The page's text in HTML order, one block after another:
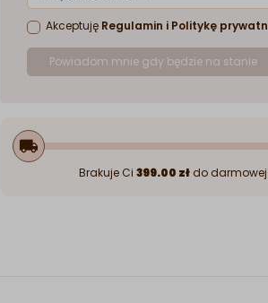
Akceptuję Regulamin i Politykę
Powiadom mnie gdy będzie na stanie
local_shipping
Brakuje Ci 399.00 złdo